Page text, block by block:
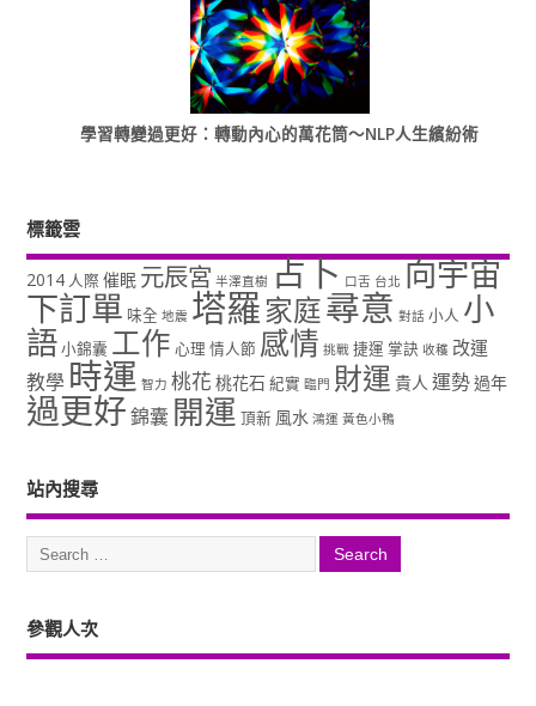
學習轉變過更好：轉動內心的萬花筒～NLP人生繽紛術
標籤雲
2014 人際 催眠 元辰宮 半澤直樹 占卜 口舌 台北 向宇宙
下訂單 味全 地震 塔羅家庭尋意 對話 小人 小
語小錦囊 工作 心理 情人節 感情 挑戰 捷運 掌訣 收穫 改運
教學 時運 智力 桃花 桃花石 紀實 臨門 財運 貴人 運勢過年
過更好錦囊 開運 頂新 風水 鴻運 黃色小鴨
站內搜尋
參觀人次